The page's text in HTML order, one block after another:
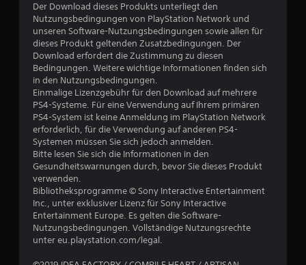
u
e
Der Download dieses Produkts unterliegt den
Nutzungsbedingungen von PlayStation Network und
unseren Software-Nutzungsbedingungen sowie allen für
dieses Produkt geltenden Zusatzbedingungen. Der
Download erfordert die Zustimmung zu diesen
Bedingungen. Weitere wichtige Informationen finden sich
in den Nutzungsbedingungen.
Einmalige Lizenzgebühr für den Download auf mehrere
PS4-Systeme. Für eine Verwendung auf Ihrem primären
PS4-System ist keine Anmeldung im PlayStation Network
erforderlich, für die Verwendung auf anderen PS4-
Systemen müssen Sie sich jedoch anmelden.
Bitte lesen Sie sich die Informationen in den
Gesundheitswarnungen durch, bevor Sie dieses Produkt
verwenden.
Bibliotheksprogramme © Sony Interactive Entertainment
Inc., unter exklusiver Lizenz für Sony Interactive
Entertainment Europe. Es gelten die Software-
Nutzungsbedingungen. Vollständige Nutzungsrechte
unter eu.playstation.com/legal.